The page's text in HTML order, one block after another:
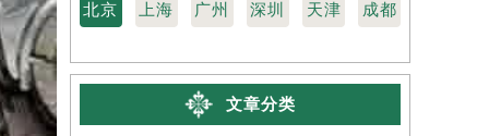
北京 上海 广州 深圳 天津 成都
文章分类